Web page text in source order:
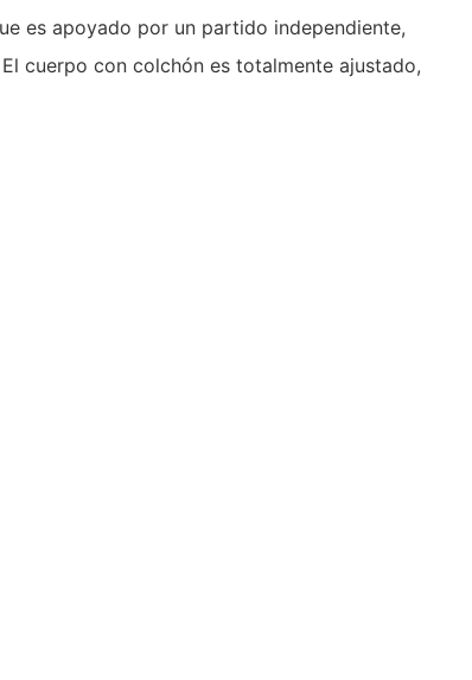
es apoyado por un partido independiente,
cuerpo con colchón es totalmente ajustado,